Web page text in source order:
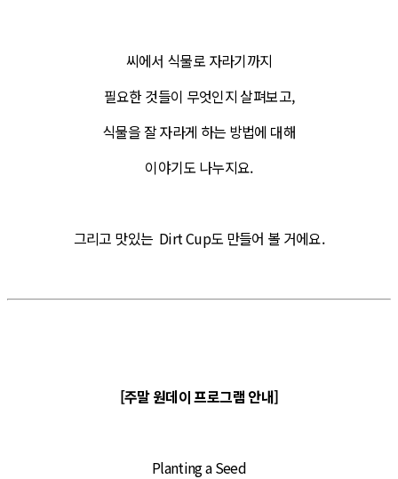
씨에서 식물로 자라기까지
필요한 것들이 무엇인지 살펴보고,
식물을 잘 자라게 하는 방법에 대해
이야기도 나누지요.
그리고 맛있는 Dirt Cup도 만들어 볼 거에요.
[주말 원데이 프로그램 안내]
Planting a Seed